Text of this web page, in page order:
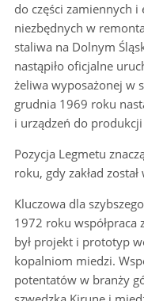
do części zamiennych
niezbędnych w
staliwa na Dolnym
nastąpiło oficjalne
żeliwa wyposażonej w
grudnia 1969 roku
i urządzeń do
Pozycja Legmetu
roku, gdy zakład
Kluczowa dla
1972 roku współpraca
był projekt i prototyp
kopalniom miedzi.
potentatów w branży